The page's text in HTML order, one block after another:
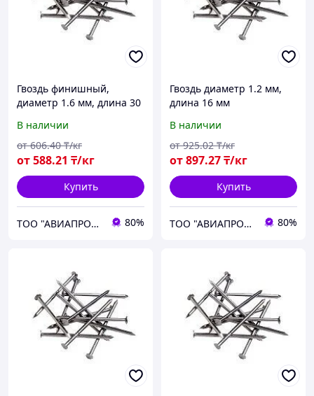
Гвоздь финишный,
диаметр 1.6 мм, длина 30
В наличии
от588.21 ₸/кг
от 606.40 ₸/кг
Купить
ТОО "АВИАПРОМСТАЛЬ" 80%
Гвоздь диаметр 1.2 мм,
длина 16 мм
В наличии
от897.27₸/кг
от 925.02 ₸/кг
Купить
ТОО "АВИАПРОМСТАЛЬ" 80%